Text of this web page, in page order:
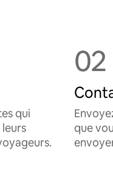
qui
02
que